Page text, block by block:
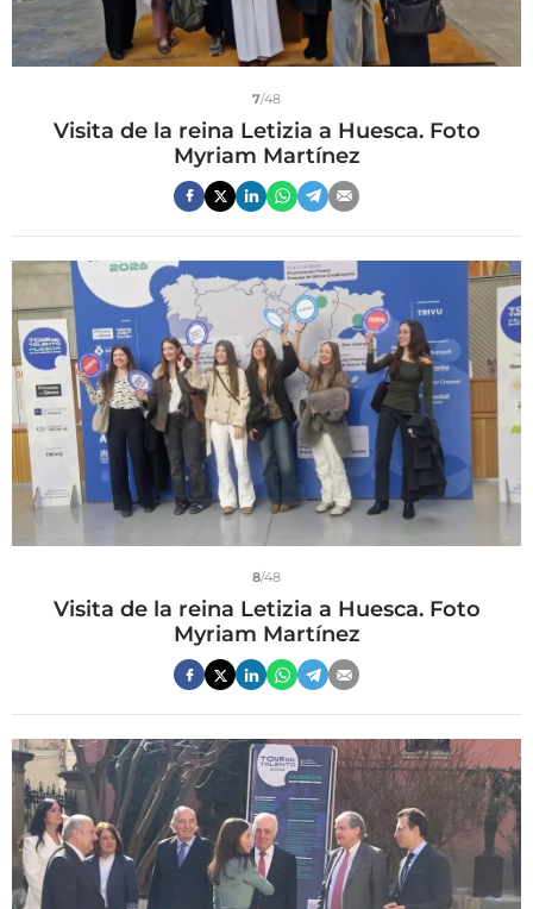
7/48
Visita de la reina Letizia a Huesca. Foto
Myriam Martínez
8/48
Visita de la reina Letizia a Huesca. Foto
Myriam Martínez